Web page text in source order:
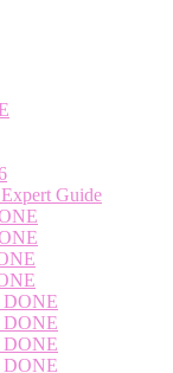
Guide
DONE
DONE
DONE
DONE